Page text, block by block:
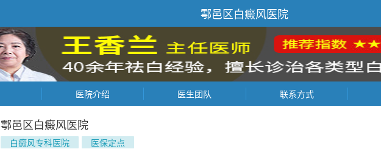
鄠邑区白癜风医院
医院介绍 医生团队 联系方式
鄠邑区白癜风医院
白癜风专科医院
医保定点